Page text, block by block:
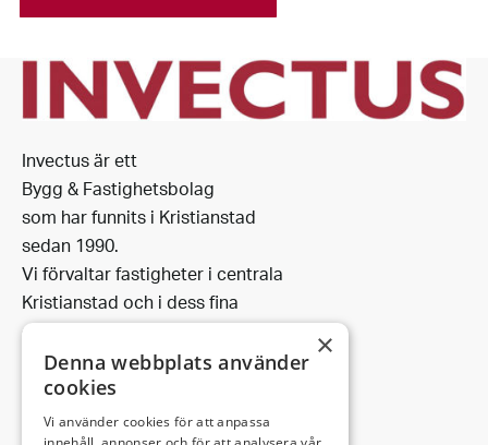
Invectus är ett
Bygg & Fastighetsbolag
som har funnits i Kristianstad
sedan 1990.
Vi förvaltar fastigheter i centrala
Kristianstad och i dess fina
omgivning. ×
Denna webbplats använder
cookies
Vi använder cookies för att anpassa